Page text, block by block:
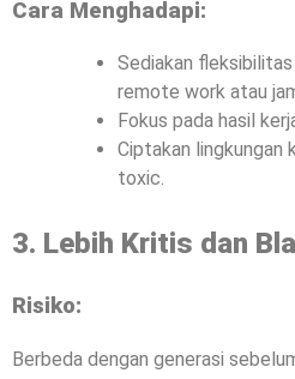
Cara Menghadapi:
Sediakan
remote work atau
Fokus pada hasil
Ciptakan lingkungan
toxic.
3. Lebih Kritis dan
Risiko:
Berbeda dengan generasi